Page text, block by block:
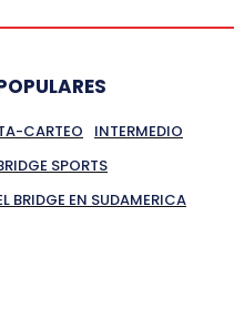
CARTEO
INTERMEDIO
SPORTS
BRIDGE EN SUDAMERICA